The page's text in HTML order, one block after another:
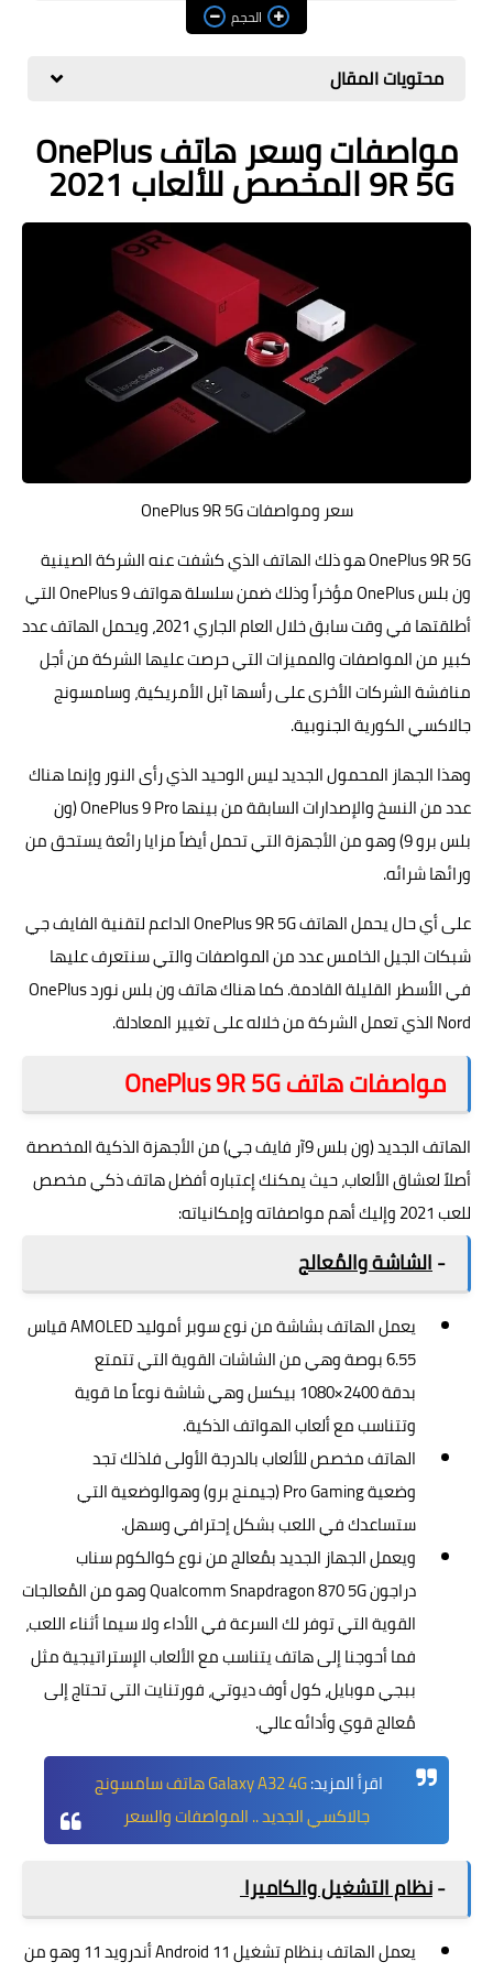
الربح من الانترنت
ذكاء اصطناعي
الحجم
محتويات المقال
مواصفات وسعر هاتف OnePlus
9R 5G المخصص للألعاب 2021
سعر ومواصفات OnePlus 9R 5G
OnePlus 9R 5G هو ذلك الهاتف الذي كشفت عنه الشركة الصينية
ون بلس
OnePlus مؤخراً وذلك ضمن سلسلة هواتف OnePlus 9 التي
أطلقتها في وقت سابق خلال العام الجاري 2021، ويحمل الهاتف عدد
كبير من المواصفات والمميزات التي حرصت عليها الشركة من أجل
منافشة الشركات الأخرى على رأسها آبل الأمريكية، وسامسونج
جالاكسي الكورية الجنوبية.
وهذا الجهاز المحمول الجديد ليس الوحيد الذي رأى النور وإنما هناك
عدد من النسخ والإصدارات السابقة من بينها OnePlus 9 Pro (ون
بلس برو 9) وهو من الأجهزة التي تحمل أيضاً مزايا رائعة يستحق من
ورائها شرائه.
على أي حال يحمل الهاتف OnePlus 9R 5G الداعم لتقنية الفايف جي
شبكات الجيل الخامس عدد من المواصفات والتي سنتعرف عليها
في الأسطر القليلة القادمة. كما هناك
هاتف ون بلس نورد OnePlus
Nordالذي تعمل الشركة من خلاله على تغيير المعادلة.
مواصفات هاتف OnePlus 9R 5G
الهاتف الجديد (ون بلس 9آر فايف جي) من الأجهزة الذكية المخصصة
أصلاً لعشاق الألعاب، حيث يمكنك إعتباره أفضل هاتف ذكي مخصص
للعب 2021 وإليك أهم مواصفاته وإمكانياته:
-الشاشة والمُعالج
يعمل الهاتف بشاشة من نوع سوبر أموليد AMOLED قياس
6.55 بوصة وهي من الشاشات القوية التي تتمتع
بدقة 2400×1080 بيكسل وهي شاشة نوعاً ما قوية
وتتناسب مع ألعاب الهواتف الذكية.
الهاتف مخصص للألعاب بالدرجة الأولى فلذلك تجد
وضعية Pro Gaming (جيمنج برو) وهوالوضعية التي
ستساعدك في اللعب بشكل إحترافي وسهل.
ويعمل الجهاز الجديد بمُعالج من نوع كوالكوم سناب
دراجون Qualcomm Snapdragon 870 5G وهو من المُعالجات
القوية التي توفر لك السرعة في الأداء ولا سيما أثناء اللعب،
فما أحوجنا إلى هاتف يتناسب مع الألعاب الإستراتيجية مثل
ببجي موبايل، كول أوف ديوتي، فورتنايت التي تحتاج إلى
مُعالج قوي وأدائه عالي.
اقرأ المزيد:
Galaxy A32 4G هاتف سامسونج
جالاكسي الجديد .. المواصفات والسعر
-نظام التشغيل والكاميرا
يعمل الهاتف بنظام تشغيل Android 11 أندرويد 11 وهو من